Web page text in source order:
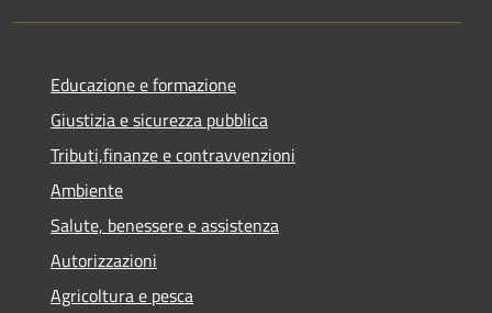
Educazione e formazione
Giustizia e sicurezza pubblica
Tributi,finanze e contravvenzioni
Ambiente
Salute, benessere e assistenza
Autorizzazioni
Agricoltura e pesca